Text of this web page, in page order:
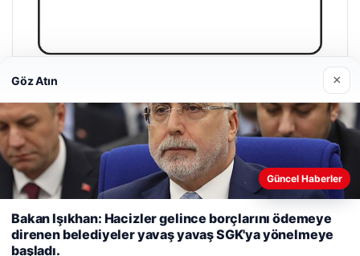
Enes Kaplan Avukatlık Bürosu
28/04/2026
© 2026 Gündem Haberleri
deneyiminizi kişiselleştirmek ve geliştirmek amacıyla çerezler
kullanıyoruz.Çerez Politikamız
Göz Atın ×
Güncel Haberler
Bakan Işıkhan: Hacizler gelince borçlarını ödemeye
direnen belediyeler yavaş yavaş SGK'ya yönelmeye
başladı.